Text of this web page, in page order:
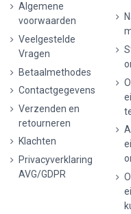
Algemene
voorwaarden
Veelgestelde
Vragen
Betaalmethodes
Contactgegevens
Verzenden en
retourneren
Klachten
Privacyverklaring
AVG/GDPR